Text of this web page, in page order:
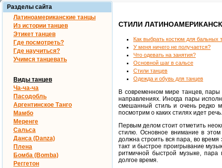
Разделы сайта
Латиноамериканские танцы
Из истории танцев
Этикет танцев
Где посмотреть?
Где научиться?
Учимся танцевать
Виды танцев
Ча-ча-ча
Пасодобль
Аргентинское Танго
Мамбо
Меренге
Сальса
Данса (Danza)
Плена
Бомба (Bomba)
Реггетон
СТИЛИ
Как выбрать костюм для бальных
У меня ничего не получается?
Что одевать на занятия?
Основной шаг в сальсе
Стили танцев
Одежда и обувь для танцев
В современном мире танцев, пары
направлениях. Иногда пары
смешанный стиль и очень редко
посмотрим о каких стилях идет речь.
Первым делом стоит отметить
стилю. Основное внимание в
должна строить вся пара, во
такт и быстрое проигрывание
ритмичной быстрой музыке, пара
долгое время.